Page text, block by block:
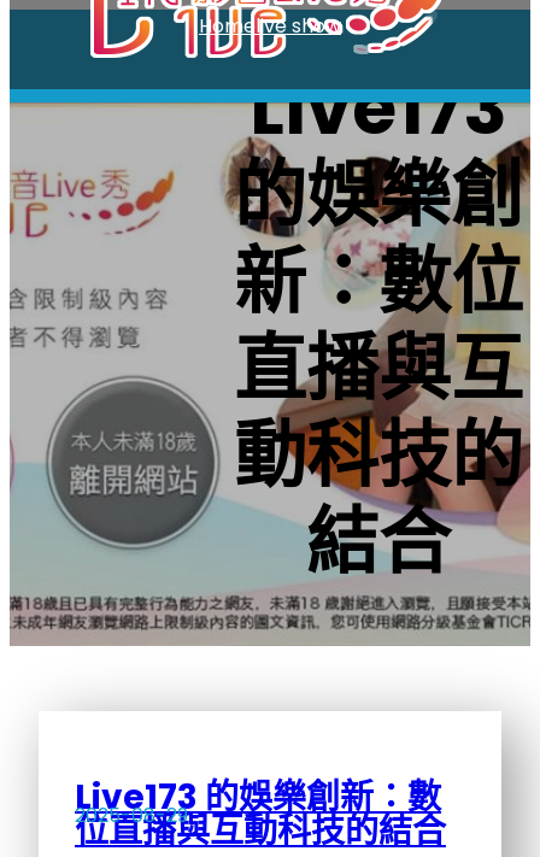
要
容
Homelive show
Live173
的娛樂創
新：數位
直播與互
動科技的
結合
Live173 的娛樂創新：數
位直播與互動科技的結合
2025-08-29